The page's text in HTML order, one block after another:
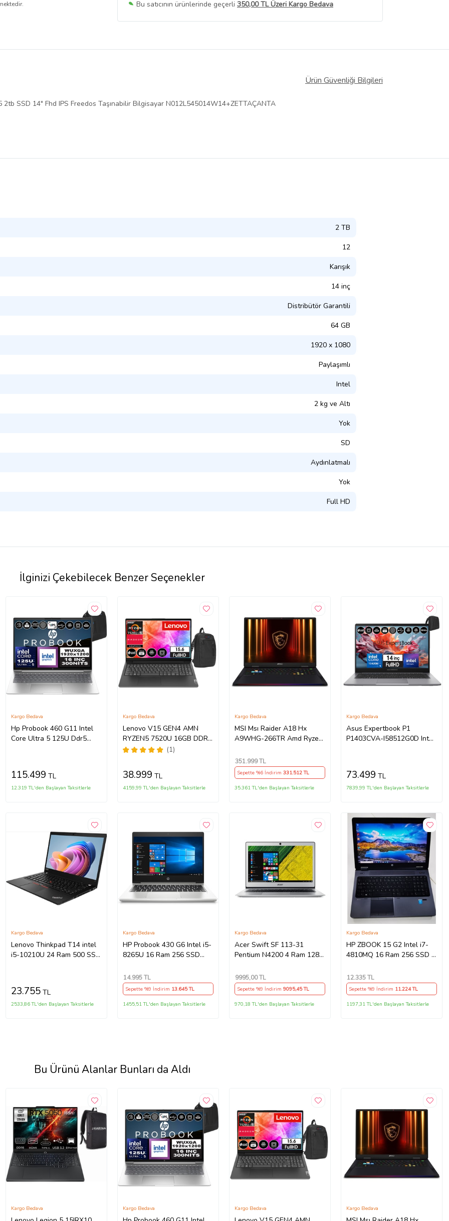
Bu satıcının ürünlerinde geçerli 350,00 TL Üzeri Kargo Bedava
Bu SatıcınınTüm Ürünlerini Görüntüle
Ürün Güvenliği Bilgileri
SSD 14" Fhd IPS Freedos Taşınabilir Bilgisayar N012L545014W14+ZETTAÇANTA
2 TB
12
Karışık
14 inç
Distribütör Garantili
64 GB
1920 x 1080
Paylaşımlı
Intel
2 kg ve Altı
Yok
SD
Aydınlatmalı
Yok
Full HD
İlginizi Çekebilecek Benzer Seçenekler
Hp Probook 460 G11 Intel
Core Ultra 5 125U Ddr5
Freedos Taşınabilir
Bilgisayar A23BKEAF16 +
Zetta Çanta
Kargo Bedava
115.499 TL
12.319 TL'den Başlayan Taksitlerle
Lenovo V15 GEN4 AMN
RYZEN5 7520U 16GB DDR5
1TB SSD 15.6" Dos FHD
882YU00QYTX03+ZettaÇanta
(1)
Kargo Bedava
38.999 TL
4159,99 TL'den Başlayan Taksitlerle
MSI Msı Raider A18 Hx
A9WHG-266TR Amd Ryzen
Ddr5 2tb SSD Rtx 5070 Ti
12GB Gddr7 18.0" Qhd+
Windows 11 Pro K42
Kargo Bedava
351.999TL
Sepette %6 İndirim331.512TL
35.361 TL'den Başlayan Taksitlerle
Asus Expertbook P1
P1403CVA-I58512G0D Intel
WINDOWS11HOME 14" Fhd
Intel UHD Taşınabilir
Bilgisayar
Kargo Bedava
73.499 TL
7839,99 TL'den Başlayan Taksitlerle
Lenovo Thinkpad T14 intel
i5-10210U 24 Ram 500 SSD
Kargo Bedava
23.755TL
2533,86 TL'den Başlayan Taksitlerle
HP Probook 430 G6 Intel i5-
8265U 16 Ram 256 SSD
Outlet
Kargo Bedava
14.995TL
Sepette %9 İndirim 13.645TL
1455,51 TL'den Başlayan Taksitlerle
Acer Swift SF 113-31
Pentium N4200 4 Ram 128
Outlet
Kargo Bedava
9995,00 TL
Sepette %9 İndirim9095,45 TL
970,18 TL'den Başlayan Taksitlerle
HP ZBOOK 15 G2 Intel i7-
4810MQ 16 Ram 256 SSD B
Notebook - Outlet
Kargo Bedava
12.335TL
Sepette %9 İndirim 11.224TL
1197,31 TL'den Başlayan Taksitlerle
Bu Ürünü Alanlar Bunları da Aldı
Kargo Bedava Kargo Bedava Kargo Bedava Kargo Bedava